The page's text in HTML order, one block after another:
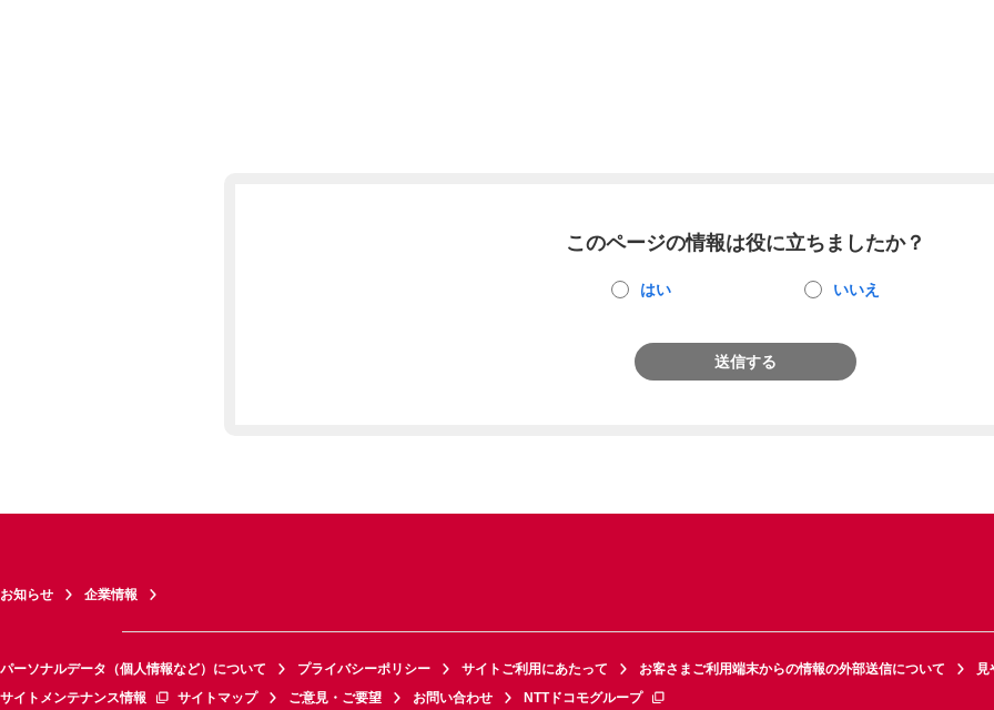
このページの情報は役に立ちましたか？
はい いいえ
送信する
お知らせ 企業情報
パーソナルデータ（個人情報など）について プライバシーポリシー サイトご利用にあたって お客さまご利用端末からの情報の外部送信について
見
サイトメンテナンス情報
サイトマップ ご意見・ご要望 お問い合わせ NTTドコモグループ